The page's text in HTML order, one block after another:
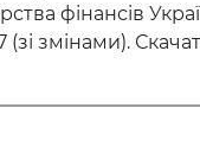
фінансів
змінами).